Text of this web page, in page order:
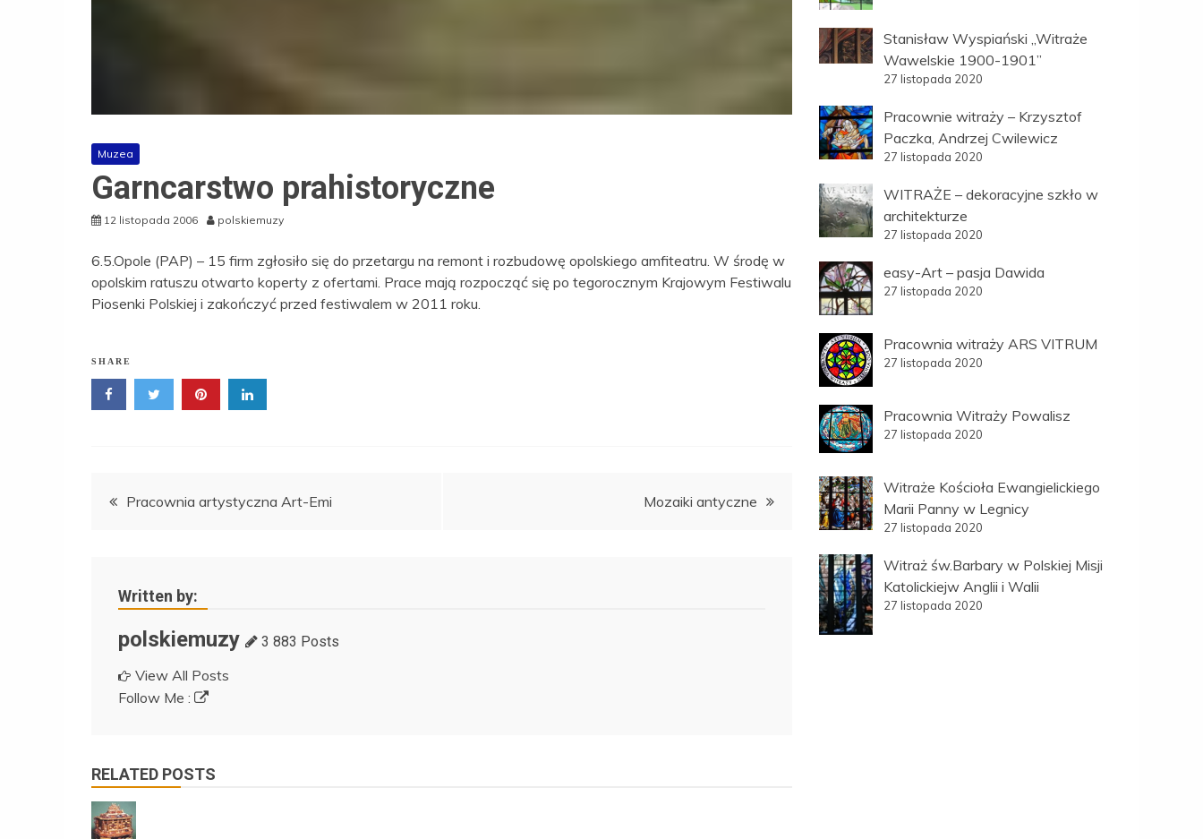
Muzea
Garncarstwo prahistoryczne
12 listopada 2006 polskiemuzy
6.5.Opole (PAP) – 15 firm zgłosiło się do przetargu na remont i rozbudowę opolskiego amfiteatru. W środę w
opolskim ratuszu otwarto koperty z ofertami. Prace mają rozpocząć się po tegorocznym Krajowym Festiwalu
Piosenki Polskiej i zakończyć przed festiwalem w 2011 roku.
SHARE
Nawigacja
Pracownia artystyczna Art-Emi Mozaiki antyczne
Written by:
polskiemuzy 3 883 Posts
View All Posts
Follow Me :
RELATED POSTS
Stanisław Wyspiański „Witraże
Wawelskie 1900-1901”
27 listopada 2020
Pracownie witraży – Krzysztof
Paczka, Andrzej Cwilewicz
27 listopada 2020
WITRAŻE – dekoracyjne szkło w
architekturze
27 listopada 2020
easy-Art – pasja Dawida
27 listopada 2020
Pracownia witraży ARS VITRUM
27 listopada 2020
Pracownia Witraży Powalisz
27 listopada 2020
Witraże Kościoła Ewangielickiego
Marii Panny w Legnicy
27 listopada 2020
Witraż św.Barbary w Polskiej Misji
Katolickiejw Anglii i Walii
27 listopada 2020